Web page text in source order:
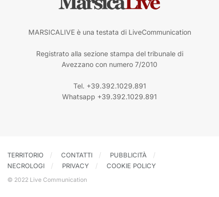
MARSICALIVE è una testata di LiveCommunication
Registrato alla sezione stampa del tribunale di
Avezzano con numero 7/2010
Tel. +39.392.1029.891
Whatsapp +39.392.1029.891
TERRITORIO CONTATTI
PUBBLICITÀ
NECROLOGI
PRIVACY COOKIE POLICY
© 2022 Live Communication